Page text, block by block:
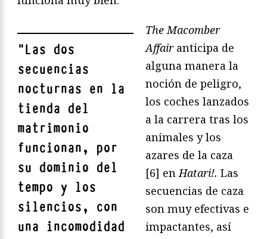
"Las dos
secuencias
nocturnas en la
tienda del
matrimonio
funcionan, por
su dominio del
tempo y los
silencios, con
una incomodidad
The Macomber
Affair anticipa de
alguna manera la
noción de peligro,
los coches lanzados
a la carrera tras los
animales y los
azares de la caza
[6] enHatari!. Las
secuencias de caza
son muy efectivas e
impactantes, así